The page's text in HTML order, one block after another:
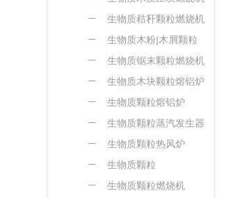
生物质秸秆颗粒燃烧机
生物质木粉|木屑颗粒
燃烧机
生物质锯末颗粒燃烧机
生物质木块颗粒熔铝炉
生物质颗粒熔铝炉
生物质颗粒蒸汽发生器
生物质颗粒热风炉
生物质颗粒
生物质颗粒燃烧机